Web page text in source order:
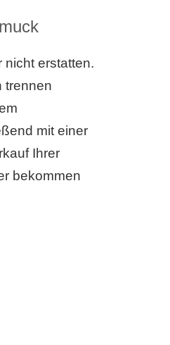
nicht erstatten.
trennen
mit einer
Ihrer
bekommen